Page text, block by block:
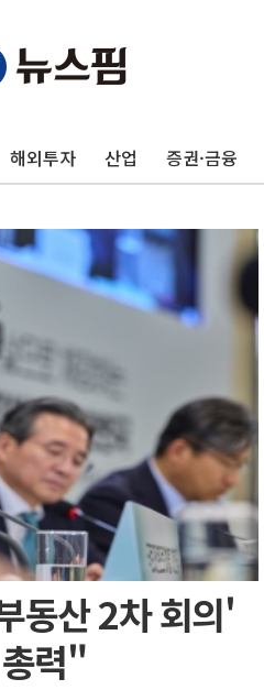
해외투자 산업 증권·금융
동산 2차 회의'
력"